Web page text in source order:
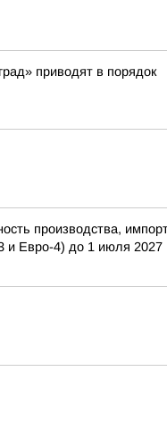
приводят в порядок
производства,
и Евро-4) до 1 июля 2027